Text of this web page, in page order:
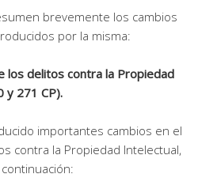
brevemente los cambios
por la misma:
los delitos contra la Propiedad
y 271 CP).
importantes cambios en el
contra la Propiedad Intelectual,